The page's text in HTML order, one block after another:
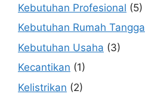
Kebutuhan Profesional (5)
Kebutuhan Rumah Tangga
Kebutuhan Usaha (3)
Kecantikan (1)
Kelistrikan (2)